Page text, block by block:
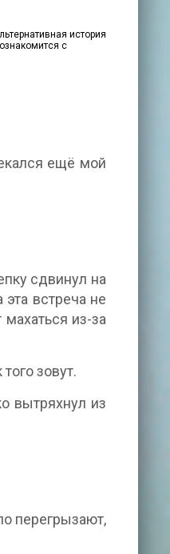
история
с
ещё мой
сдвинул на
встреча не
махаться из-за
зовут.
вытряхнул из
перегрызают,